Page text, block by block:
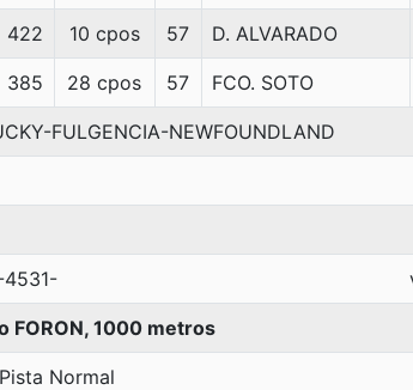
422 10 cpos 57 D. ALVARADO
385 28 cpos 57 FCO. SOTO
FULGENCIA-NEWFOUNDLAND
4531-
FORON, 1000 metros
Pista Normal